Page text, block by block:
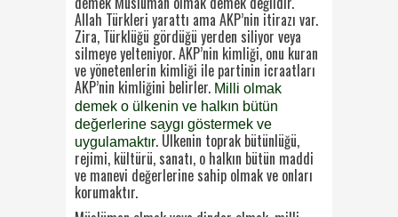
Allah Türkleri yarattı ama AKP’nin itirazı var.
Zira, Türklüğü gördüğü yerden siliyor veya
silmeye yelteniyor. AKP’nin kimliği, onu kuran
ve yönetenlerin kimliği ile partinin icraatları
AKP’nin kimliğini belirler. Milli olmak
demek o ülkenin ve halkın bütün
değerlerine saygı göstermek ve
uygulamaktır. Ülkenin toprak bütünlüğü,
rejimi, kültürü, sanatı, o halkın bütün maddi
ve manevi değerlerine sahip olmak ve onları
korumaktır.